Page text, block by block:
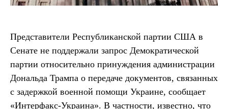
Представители Республиканской партии США в
Сенате не поддержали запрос Демократической
партии относительно принуждения администрации
Дональда Трампа о передаче документов, связанных
с задержкой военной помощи Украине, сообщает
«Интерфакс-Украина». В частности, известно, что